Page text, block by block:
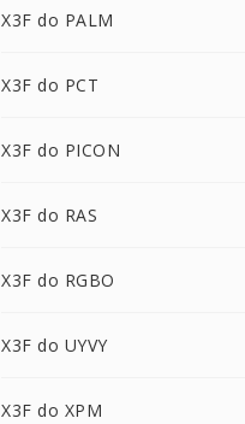
X3F do PALM
X3F do PCT
X3F do PICON
X3F do RAS
X3F do RGBO
X3F do UYVY
X3F do XPM